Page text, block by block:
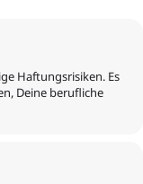
Haftungsrisiken. Es
Deine berufliche